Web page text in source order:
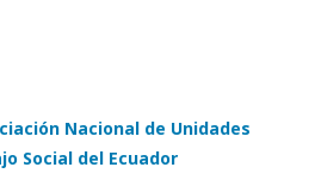
Nacional de Unidades
Social del Ecuador